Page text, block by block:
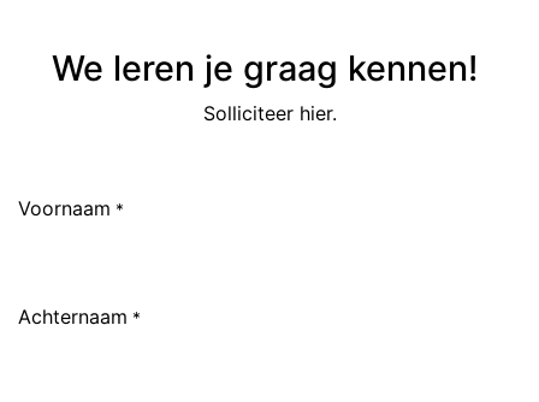
We leren je graag kennen!
Solliciteer hier.
Voornaam *
Achternaam *